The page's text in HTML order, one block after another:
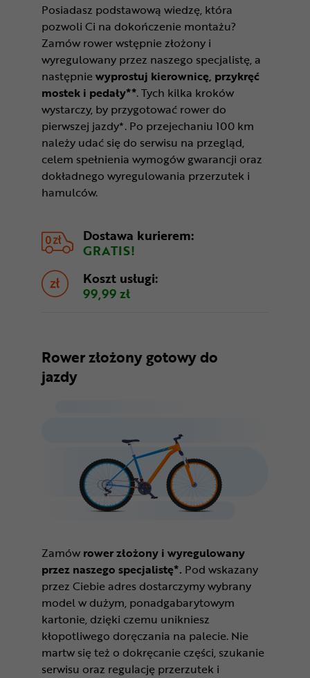
Posiadasz podstawową wiedzę, która
pozwoli Ci na dokończenie montażu?
Zamów rower wstępnie złożony i
wyregulowany przez naszego specjalistę, a
następniewyprostuj kierownicę, przykręć
mostek i pedały**. Tych kilka kroków
wystarczy, by przygotować rower do
pierwszej jazdy*. Po przejechaniu 100 km
należy udać się do serwisu na przegląd,
celem spełnienia wymogów gwarancji oraz
dokładnego wyregulowania przerzutek i
hamulców.
Dostawa kurierem:
GRATIS!
Koszt usługi:
99,99 zł
Rower złożony gotowy do
jazdy
Zamów rower złożony i wyregulowany
przez naszego specjalistę*. Pod wskazany
przez Ciebie adres dostarczymy wybrany
model w dużym, ponadgabarytowym
kartonie, dzięki czemu unikniesz
kłopotliwego doręczania na palecie. Nie
martw się też o dokręcanie części, szukanie
serwisu oraz regulację przerzutek i